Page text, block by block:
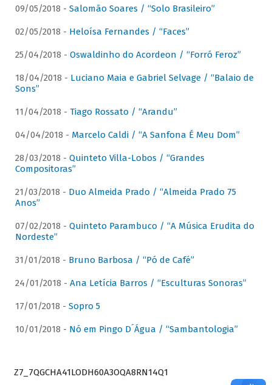
09/05/2018 - Salomão Soares / “Solo Brasileiro”
02/05/2018 - Heloísa Fernandes / “Faces”
25/04/2018 - Oswaldinho do Acordeon / “Forró Feroz”
18/04/2018 - Luciano Maia e Gabriel Selvage / “Balaio de
Sons”
11/04/2018 - Tiago Rossato / “Arandu”
04/04/2018 - Marcelo Caldi / “A Sanfona É Meu Dom”
28/03/2018 - Quinteto Villa-Lobos / “Grandes
Compositoras”
21/03/2018 - Duo Almeida Prado / “Almeida Prado 75
Anos”
07/02/2018 - Quinteto Parambuco / “A Música Erudita do
Nordeste”
31/01/2018 - Bruno Barbosa / “Pó de Café”
24/01/2018 - Ana Letícia Barros / “Esculturas Sonoras”
17/01/2018 - Sopro 5
10/01/2018 - Nó em Pingo D´Água / “Sambantologia”
Z7_7QGCHA41LODH60A3OQA8RN14Q1